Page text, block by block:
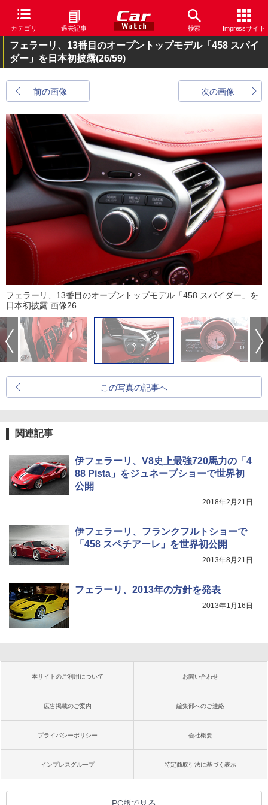
カテゴリ 過去記事 検索 Impressサイト
フェラーリ、13番目のオープントップモデル「458 スパイ
ダー」を日本初披露(26/59)
前の画像 次の画像
フェラーリ、13番目のオープントップモデル「458 スパイダー」を
日本初披露 画像26
この写真の記事へ
関連記事
伊フェラーリ、V8史上最強720馬力の「4
88 Pista」をジュネーブショーで世界初
公開
2018年2月21日
伊フェラーリ、フランクフルトショーで
「458 スペチアーレ」を世界初公開
2013年8月21日
フェラーリ、2013年の方針を発表
2013年1月16日
本サイトのご利用について お問い合わせ
広告掲載のご案内 編集部へのご連絡
プライバシーポリシー 会社概要
インプレスグループ 特定商取引法に基づく表示